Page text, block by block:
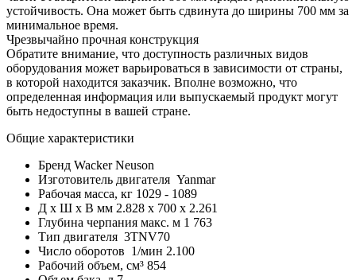
устойчивость. Она может быть сдвинута до ширины 700 мм за
минимальное время.
Чрезвычайно прочная конструкция
Обратите внимание, что доступность различных видов
оборудования может варьироваться в зависимости от страны,
в которой находится заказчик. Вполне возможно, что
определенная информация или выпускаемый продукт могут
быть недоступны в вашей стране.
Общие характеристики
Бренд Wacker Neuson
Изготовитель двигателя Yanmar
Рабочая масса, кг 1029 - 1089
Д x Ш x В мм 2.828 x 700 x 2.261
Глубина черпания макс. м 1 763
Тип двигателя 3TNV70
Число оборотов 1/мин 2.100
Рабочий объем, см³ 854